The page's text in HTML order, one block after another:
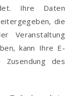
Ihre Daten
die
Veranstaltung
kann Ihre E-
des